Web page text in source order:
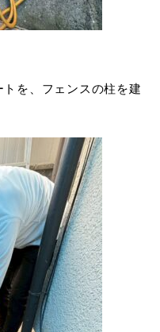
を、フェンスの柱を建